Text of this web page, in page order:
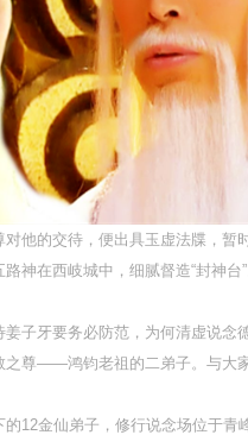
他的交待，便出具玉虚法牒，暂
神在西岐城中，细腻督造“封神
子牙要务必防范，为何清虚说念
尊——鸿钧老祖的二弟子。与大
12金仙弟子，修行说念场位于青